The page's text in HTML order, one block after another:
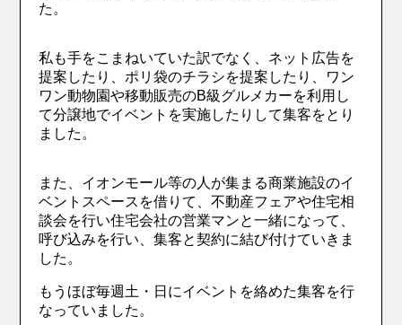
た。
私も手をこまねいていた訳でなく、ネット広告を
提案したり、ポリ袋のチラシを提案したり、ワン
ワン動物園や移動販売のB級グルメカーを利用し
て分譲地でイベントを実施したりして集客をとり
ました。
また、イオンモール等の人が集まる商業施設のイ
ベントスペースを借りて、不動産フェアや住宅相
談会を行い住宅会社の営業マンと一緒になって、
呼び込みを行い、集客と契約に結び付けていきま
した。
もうほぼ毎週土・日にイベントを絡めた集客を行
なっていました。